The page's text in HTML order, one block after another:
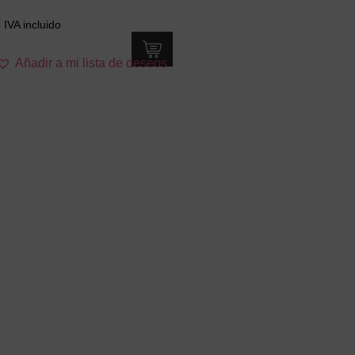
IVA incluido
Añadir a mi lista de deseos